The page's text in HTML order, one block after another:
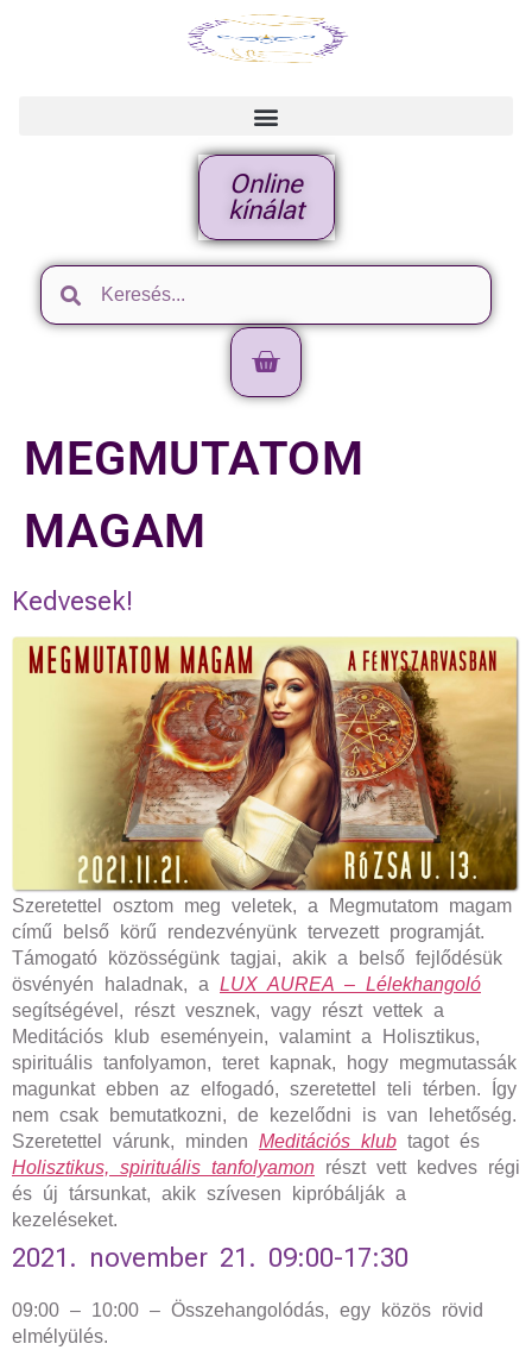
Online
kínálat
MEGMUTATOM
MAGAM
Kedvesek!
Szeretettel osztom meg veletek, a Megmutatom magam
című belső körű rendezvényünk tervezett programját.
Támogató közösségünk tagjai, akik a belső fejlődésük
ösvényén haladnak, a LUX AUREA – Lélekhangoló
segítségével, részt vesznek, vagy részt vettek a
Meditációs klub eseményein, valamint a Holisztikus,
spirituális tanfolyamon, teret kapnak, hogy megmutassák
magunkat ebben az elfogadó, szeretettel teli térben. Így
nem csak bemutatkozni, de kezelődni is van lehetőség.
Szeretettel várunk, minden Meditációs klub tagot és
Holisztikus, spirituális tanfolyamon részt vett kedves régi
és új társunkat, akik szívesen kipróbálják a
kezeléseket.
2021. november 21. 09:00-17:30
09:00 – 10:00 – Összehangolódás, egy közös rövid
elmélyülés.